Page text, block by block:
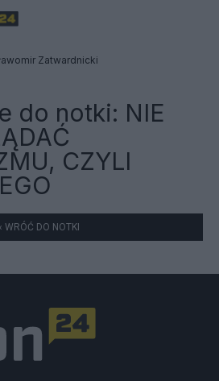
Zatwardnicki
do notki: NIE
CZYLI
WRÓĆ DO NOTKI